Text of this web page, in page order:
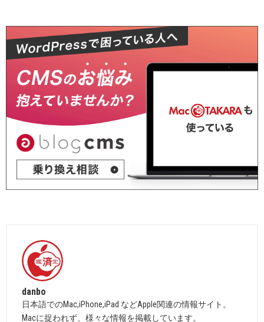
danbo
日本語でのMac,iPhone,iPad などApple関連の情報サイト。
Macに捉われず、様々な情報を掲載しています。